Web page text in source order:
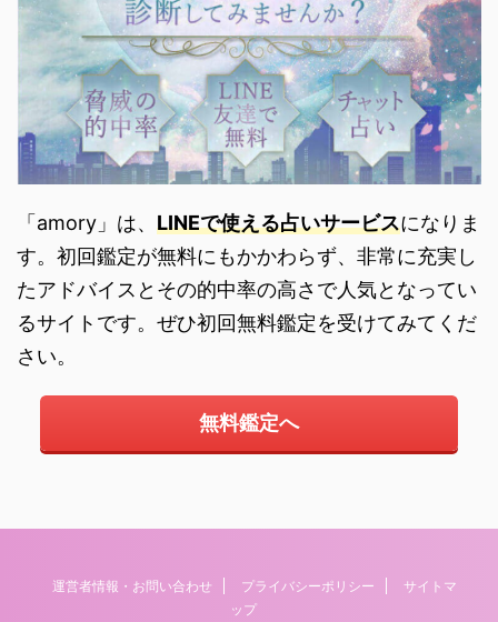
「amory」は、 LINEで使える占いサービスになりま
す。初回鑑定が無料にもかかわらず、非常に充実し
たアドバイスとその的中率の高さで人気となってい
るサイトです。ぜひ初回無料鑑定を受けてみてくだ
さい。
無料鑑定へ
運営者情報・お問い合わせ プライバシーポリシー
サイトマ
ップ